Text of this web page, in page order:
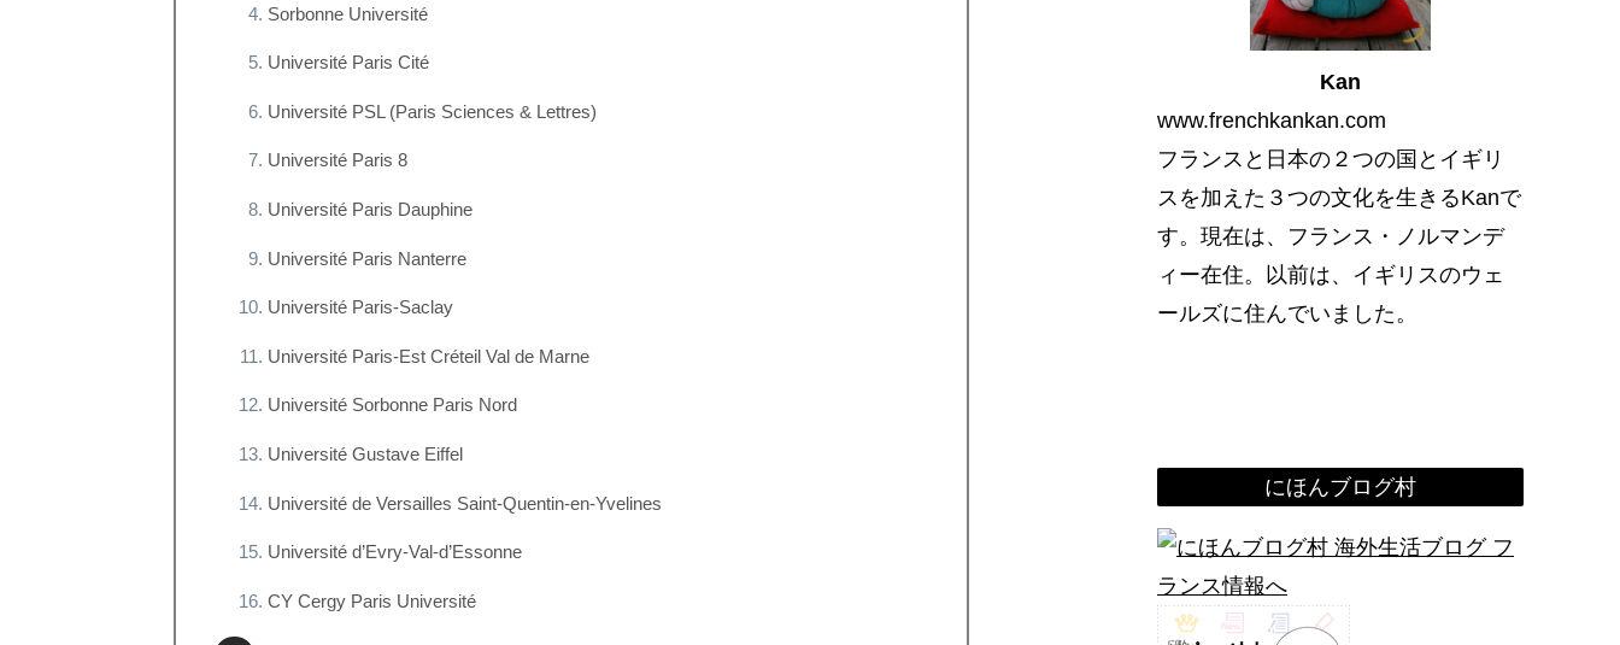
Sorbonne Université
Université Paris Cité
Université PSL (Paris Sciences & Lettres)
Université Paris 8
Université Paris Dauphine
Université Paris Nanterre
Université Paris-Saclay
Université Paris-Est Créteil Val de Marne
Université Sorbonne Paris Nord
Université Gustave Eiffel
Université de Versailles Saint-Quentin-en-Yvelines
Université d’Evry-Val-d’Essonne
CY Cergy Paris Université
Kan
www.frenchkankan.com
フランスと日本の２つの国とイギリ
スを加えた３つの文化を生きるKanで
す。現在は、フランス・ノルマンデ
ィー在住。以前は、イギリスのウェ
ールズに住んでいました。
にほんブログ村